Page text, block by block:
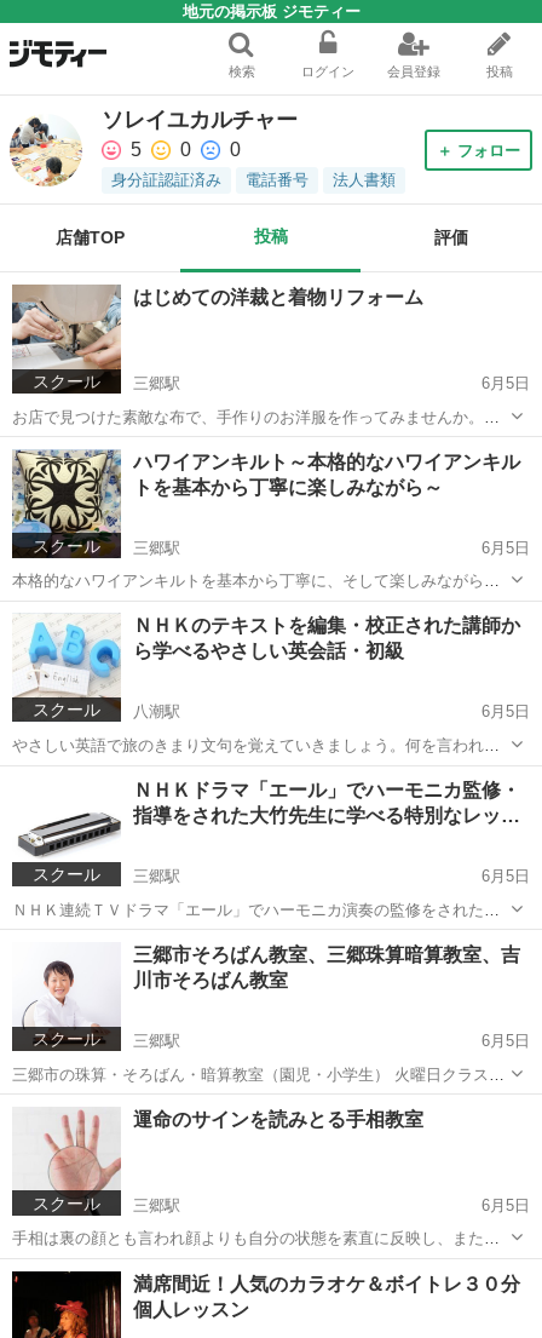
地元の掲示板 ジモティー
検索 ログイン 会員登録 投稿
ソレイユカルチャー
5 0 0
身分証認証済み 電話番号 法人書類
＋ フォロー
店舗TOP 投稿 評価
スクール
はじめての洋裁と着物リフォーム
三郷駅
6月5日
お店で見つけた素敵な布で、手作りのお洋服を作ってみませんか。残
り布でお揃いの帽子やバック、コサージュ等の小物も作れば、貴女だ
けのおしゃれが楽しめます。ミシン・ロックミシンの使い方も基本か
らお教えいたします。タンスや押入れの...
埼玉 三郷市 三郷駅 洋裁 ひろこ
スクール
ハワイアンキルト～本格的なハワイアンキル
トを基本から丁寧に楽しみながら～
三郷駅
6月5日
本格的なハワイアンキルトを基本から丁寧に、そして楽しみながら作
りましょう。 《講師》 メアリーシーザー Hikinoクラブ公認インスト
ラクター 古積 里江子 約１７年ほど前、息子が３歳の頃ハワイに住
む友人を訪ね...
埼玉 三郷市 三郷駅 手芸 キルト
スクール
ＮＨＫのテキストを編集・校正された講師か
ら学べるやさしい英会話・初級
八潮駅
6月5日
やさしい英語で旅のきまり文句を覚えていきましょう。何を言われて
いるのかあたふたせずに、返事ができるといいですね。海外旅行がも
っと楽しくなります。 《講師》英語・仏語通訳案内士 早坂 新弥 小
学校から社会人まで...
八潮駅 英会話
スクール
ＮＨＫドラマ「エール」でハーモニカ監修・
指導をされた大竹先生に学べる特別なレッ…
三郷駅
6月5日
ＮＨＫ連続ＴＶドラマ「エール」でハーモニカ演奏の監修をされた大
竹先英二先生から学べる貴重なレッスンです！ 基礎トレーニング、単
音や和音の出し方、簡単に楽譜を読む方法、アドリブ演奏法等、簡単
な曲を題材にレッスンします。（...
三郷市 三郷駅 その他 ハーモニカ
スクール
三郷市そろばん教室、三郷珠算暗算教室、吉
川市そろばん教室
三郷駅
6月5日
三郷市の珠算・そろばん・暗算教室（園児・小学生） 火曜日クラス・
金曜日クラス・土曜日クラス・日曜日クラス 計算力の有無が中学・高
校受験の算数や数学の成績に大きく影響します。お子様ひとりひとり
の学力をしっかり把...
埼玉 三郷市 三郷駅 その他 そろばん
スクール
運命のサインを読みとる手相教室
三郷駅
6月5日
手相は裏の顔とも言われ顔よりも自分の状態を素直に反映し、また常
に変化します。過去、現在から未来への運命のサインを読み取り活用
しましょう。 講 師 （一社）日本占術協会理事 認定占術士 久保
田 恵都予 紹介...
埼玉 三郷市 三郷駅 占い
満席間近！人気のカラオケ＆ボイトレ３０分
個人レッスン